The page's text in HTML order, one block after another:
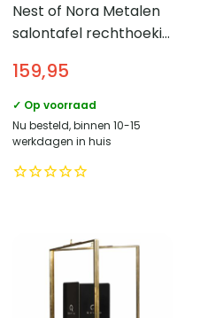
Nest of Nora Metalen
salontafel rechthoekig
110×55 cm – Wit
159,95
✓ Op voorraad
Nu besteld, binnen 10-15
werkdagen in huis